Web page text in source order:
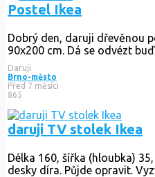
Postel Ikea
Dobrý den, daruji dřevěnou
90x200 cm. Dá se odvézt buď
Daruji
Brno-město
Před 7 měsíci
865
daruji TV stolek Ikea
Délka 160, šířka (hloubka)
desky díra. Půjde opravit.